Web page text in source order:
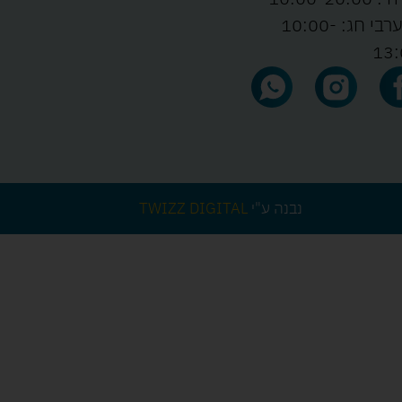
ו' וערבי חג: 10:00-
נבנה ע"יTWIZZ DIGITAL